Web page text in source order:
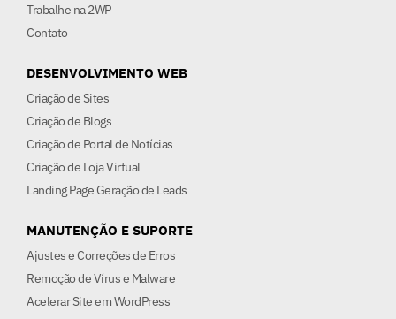
Trabalhe na 2WP
Contato
DESENVOLVIMENTO WEB
Criação de Sites
Criação de Blogs
Criação de Portal de Notícias
Criação de Loja Virtual
Landing Page Geração de Leads
MANUTENÇÃO E SUPORTE
Ajustes e Correções de Erros
Remoção de Vírus e Malware
Acelerar Site em WordPress